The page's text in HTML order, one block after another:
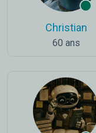
Christian
60 ans